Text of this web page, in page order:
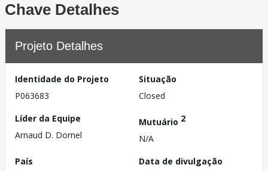
Chave Detalhes
Projeto Detalhes
Identidade do Projeto
P063683
Situação
Closed
Líder da Equipe
Arnaud D. Dornel
Mutuário 2
N/A
País
Data de divulgação